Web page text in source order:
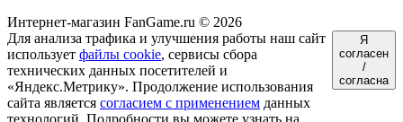
Интернет-магазин FanGame.ru © 2026
Для анализа трафика и улучшения работы наш сайт
использует файлы cookie, сервисы сбора
технических данных посетителей и
«Яндекс.Метрику». Продолжение использования
сайта является согласием с применением данных
технологий. Подробности вы можете узнать на
Я
согласен
/
согласна